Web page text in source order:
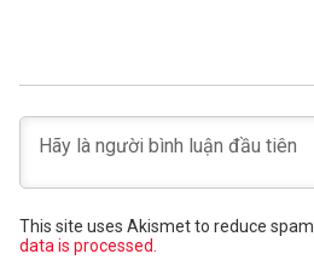
This site uses Akismet to reduce spam.
data is processed.